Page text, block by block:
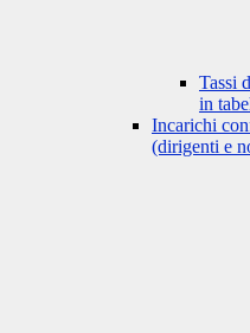
Tassi
in
Incarichi
(dirigenti e